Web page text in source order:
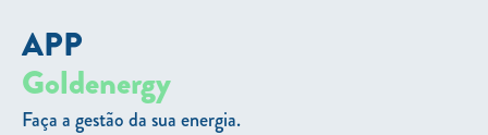
APP
Goldenergy
Faça a gestão da sua energia.